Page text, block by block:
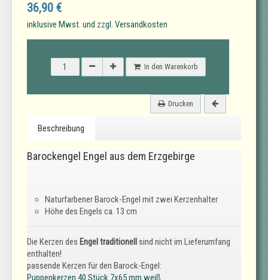
36,90 €
inklusive Mwst. und zzgl. Versandkosten
In den Warenkorb
Drucken
Beschreibung
Barockengel Engel aus dem Erzgebirge
Naturfarbener Barock-Engel mit zwei Kerzenhalter
Höhe des Engels ca. 13 cm
Die Kerzen des Engel traditionellsind nicht im Lieferumfang
enthalten!
passende Kerzen für den Barock-Engel:
Puppenkerzen 40 Stück 7x65 mm weiß